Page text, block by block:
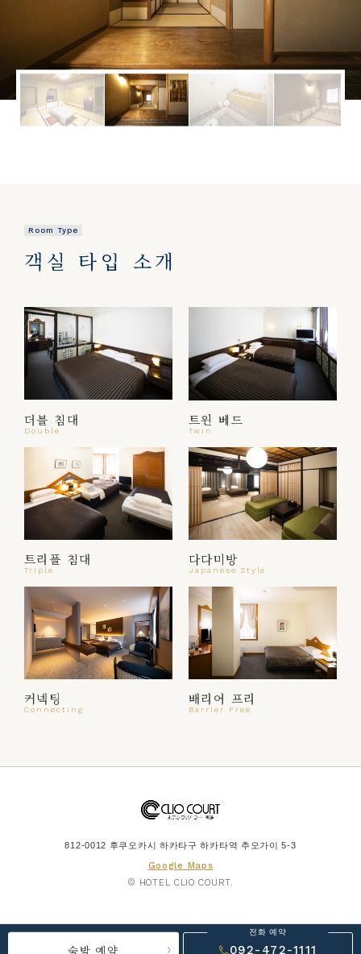
Room Type
객실 타입 소개
더블 침대
Double
트윈 베드
Twin
트리플 침대
Triple
다다미방
Japanese Style
커넥팅
Connecting
배리어 프리
Barrier Free
812-0012 후쿠오카시 하카타구 하카타역 추오가이 5-3
Google Maps
© HOTEL CLIO COURT.
숙박 예약
전화 예약
092-472-1111